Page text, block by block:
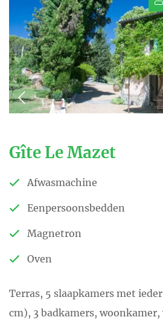
Tijdens uw
de 300 jaar oude
authentieke pand
sfeer nog om u
Gîte Le Mazet
Afwasmachine
Eenpersoonsbedden
Magnetron
Oven
Terras, 5 slaapkamers met
cm), 3 badkamers,